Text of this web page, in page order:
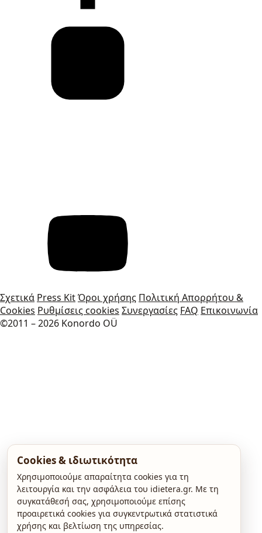
Σχετικά Press KitΌροι χρήσης Πολιτική Απορρήτου &
Cookies Ρυθμίσεις cookies Συνεργασίες FAQ Επικοινωνία
©2011 – 2026 Konordo OÜ
Cookies & ιδιωτικότητα
Χρησιμοποιούμε απαραίτητα cookies για τη
λειτουργία και την ασφάλεια του idietera.gr. Με τη
συγκατάθεσή σας, χρησιμοποιούμε επίσης
προαιρετικά cookies για συγκεντρωτικά στατιστικά
χρήσης και βελτίωση της υπηρεσίας.